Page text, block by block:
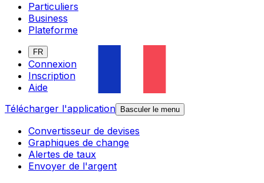
Particuliers
Business
Plateforme
FR
Connexion
Inscription
Aide
Télécharger l'application
Basculer le menu
Convertisseur de devises
Graphiques de change
Alertes de taux
Envoyer de l'argent